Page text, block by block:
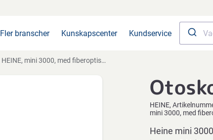
Fler branscher Kunskapscenter Kundservice
HEINE, mini 3000, med fiberoptisk belysning. inkl. handtag och örontrattar
HEINE
mini 3000, med
Heine mini